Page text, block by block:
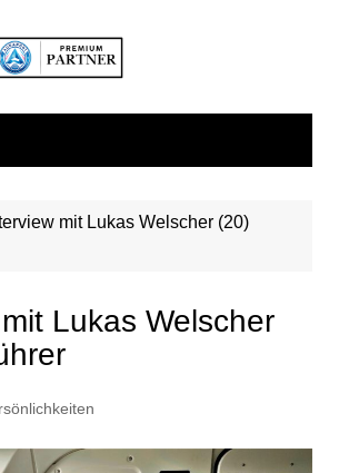
mit Lukas Welscher (20)
Lukas Welscher